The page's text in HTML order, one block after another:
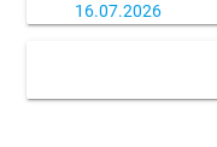
16.07.2026